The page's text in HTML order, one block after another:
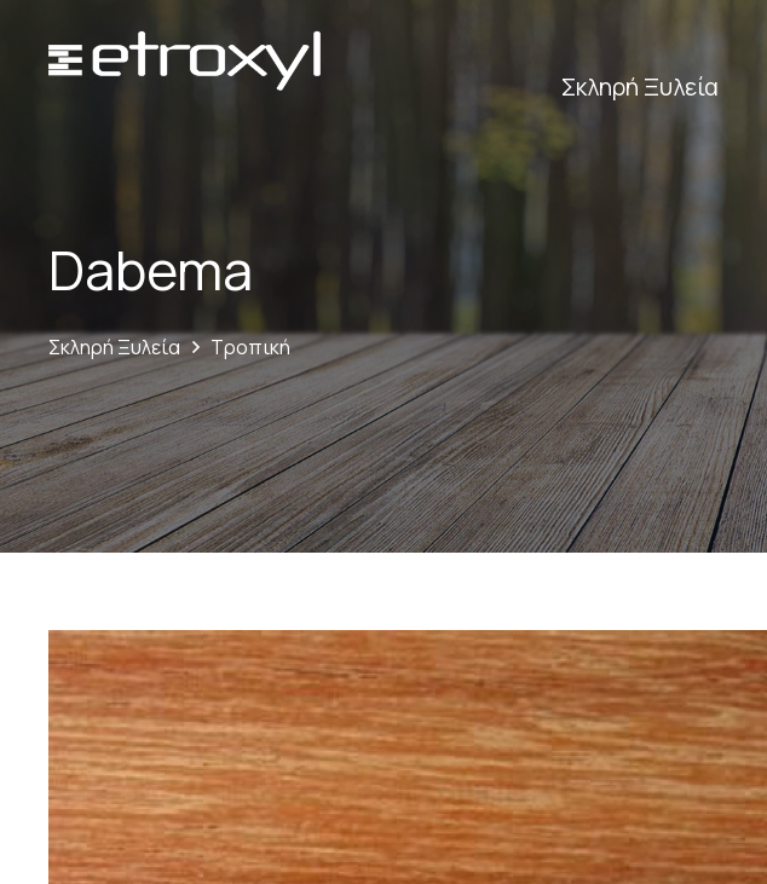
Σκληρή Ξυλεία
Dabema
Σκληρή Ξυλεία Τροπική